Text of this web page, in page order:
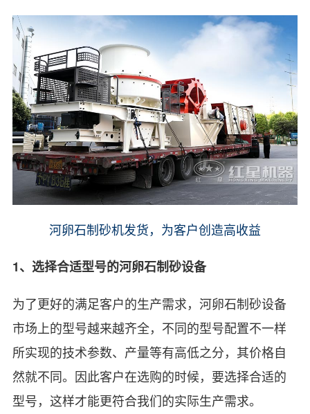
河卵石制砂机发货，为客户创造高收益
1、选择合适型号的河卵石制砂设备
为了更好的满足客户的生产需求，河卵石制砂设备
市场上的型号越来越齐全，不同的型号配置不一样
所实现的技术参数、产量等有高低之分，其价格自
然就不同。因此客户在选购的时候，要选择合适的
型号，这样才能更符合我们的实际生产需求。